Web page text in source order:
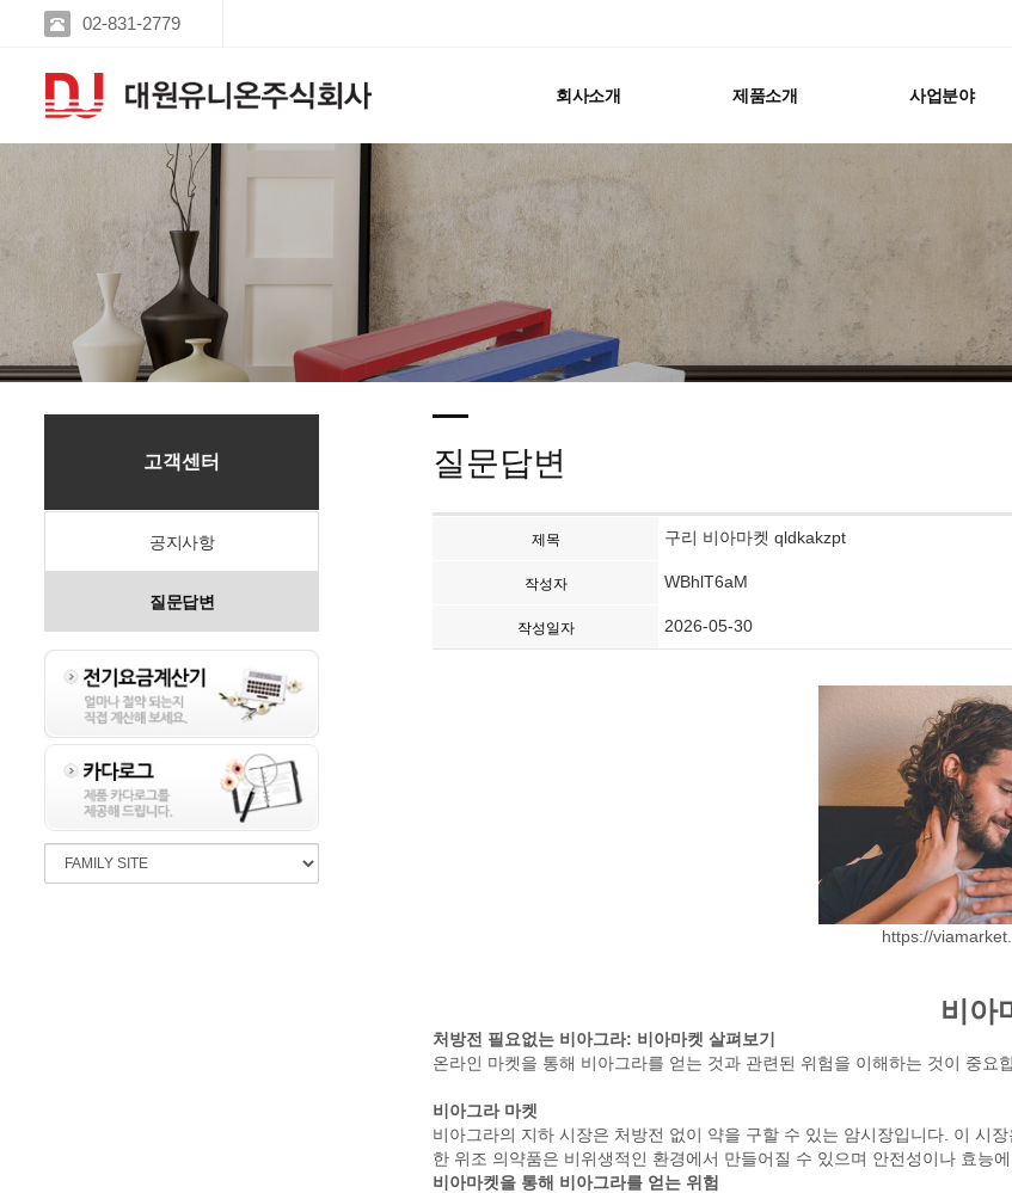
02-831-2779
회사소개 제품소개 사업분야
고객센터
공지사항
질문답변
질문답변
제목 구리 비아마켓 qldkakzpt
작성자 WBhlT6aM
작성일자 2026-05-30
https://
비아
처방전 필요없는 비아그라: 비아마켓 살펴보기
온라인 마켓을 통해 비아그라를 얻는 것과 관련된 위험을 이해하는 것이 중요
비아그라 마켓
비아그라의 지하 시장은 처방전 없이 약을 구할 수 있는 암시장입니다. 이 시
한 위조 의약품은 비위생적인 환경에서 만들어질 수 있으며 안전성이나 효능
비아마켓을 통해 비아그라를 얻는 위험